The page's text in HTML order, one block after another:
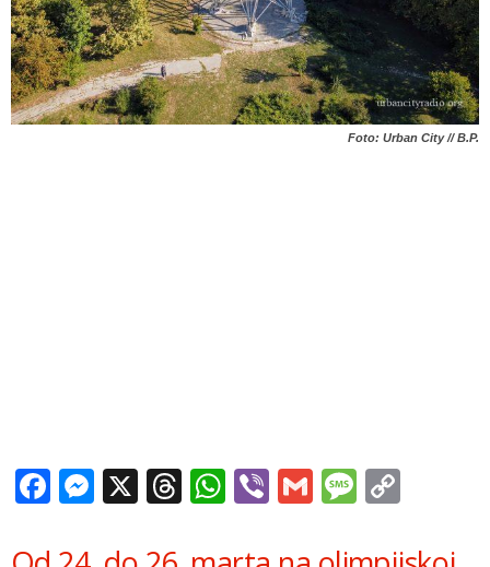
Foto: Urban City // B.P.
Facebook
Messenger
X Threads
WhatsApp
ViberGmail